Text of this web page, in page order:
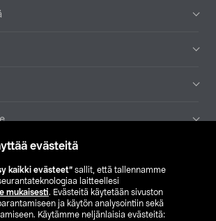
evästeitä
kaikki evästeet” sallit, että tallennamme
laitteellesi
mukaisesti. Evästeitä käytetään sivuston
ja käytön analysointiin sekä
Käytämme neljänlaisia evästeitä:
Etsi myymälä
SE NO FI
FI SV